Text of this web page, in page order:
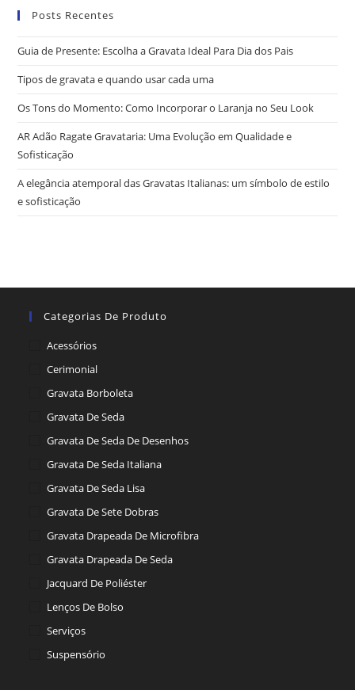
Posts Recentes
Guia de Presente: Escolha a Gravata Ideal Para Dia dos Pais
Tipos de gravata e quando usar cada uma
Os Tons do Momento: Como Incorporar o Laranja no Seu Look
AR Adão Ragate Gravataria: Uma Evolução em Qualidade e
Sofisticação
A elegância atemporal das Gravatas Italianas: um símbolo de estilo
e sofisticação
Categorias De Produto
Acessórios
Cerimonial
Gravata Borboleta
Gravata De Seda
Gravata De Seda De Desenhos
Gravata De Seda Italiana
Gravata De Seda Lisa
Gravata De Sete Dobras
Gravata Drapeada De Microfibra
Gravata Drapeada De Seda
Jacquard De Poliéster
Lenços De Bolso
Serviços
Suspensório